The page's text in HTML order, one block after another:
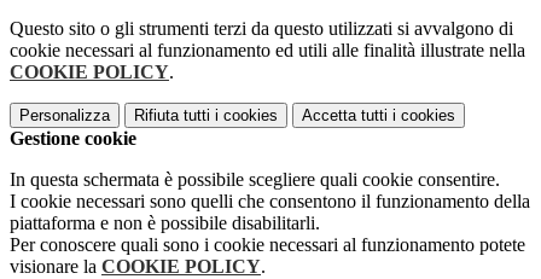
Questo sito o gli strumenti terzi da questo utilizzati si avvalgono di
cookie necessari al funzionamento ed utili alle finalità illustrate nella
COOKIE POLICY.
Personalizza Rifiuta tutti i cookies Accetta tutti i cookies
Gestione cookie
In questa schermata è possibile scegliere quali cookie consentire.
I cookie necessari sono quelli che consentono il funzionamento della
piattaforma e non è possibile disabilitarli.
Per conoscere quali sono i cookie necessari al funzionamento potete
visionare la COOKIE POLICY.